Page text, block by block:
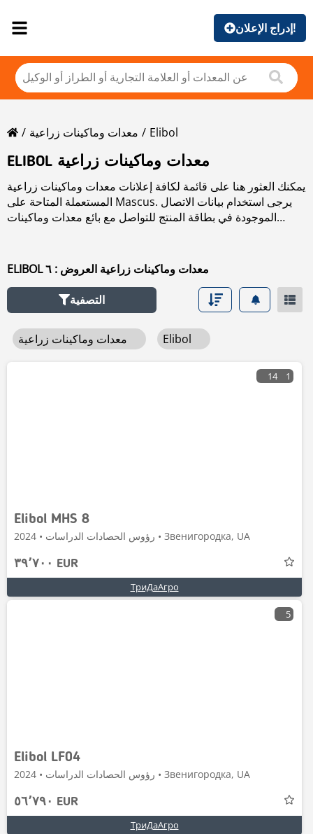
إدراج الإعلان!
معدات وماكينات زراعية
Elibol
ELIBOL معدات وماكينات زراعية
يمكنك العثور هنا على قائمة لكافة إعلانات معدات وماكينات زراعية
المستعملة المتاحة على Mascus. يرجى استخدام بيانات الاتصال
الموجودة في بطاقة المنتج للتواصل مع بائع معدات وماكينات
ELIBOL معدات وماكينات زراعية العروض : ٦
التصفية
Elibol
14 1
Elibol MHS 8
رؤوس الحصادات الدراسات • 2024 • Звенигородка, UA
٣٩٬٧٠٠ EUR
ТриДаАгро
5
Elibol LF04
رؤوس الحصادات الدراسات • 2024 • Звенигородка, UA
٥٦٬٧٩٠ EUR
ТриДаАгро